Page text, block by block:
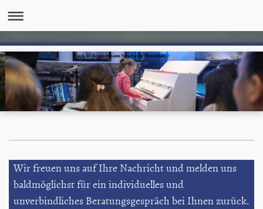
Musik ist die gemeinsame Sprache der Menschheit.
Wir freuen uns auf Ihre Nachricht und melden uns
baldmöglichst für ein individuelles und
unverbindliches Beratungsgespräch bei Ihnen zurück.